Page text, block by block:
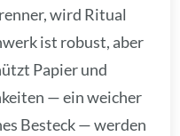
wird Ritual
ist robust, aber
Papier und
— ein weicher
Besteck — werden